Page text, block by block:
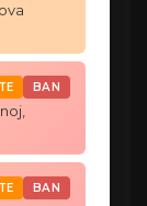
BAN
BAN